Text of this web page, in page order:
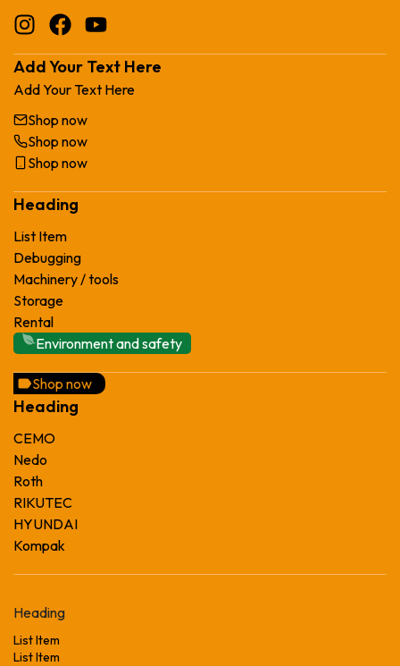
Add Your Text Here
Add Your Text Here
Shop now
Shop now
Shop now
Heading
List Item
Debugging
Machinery / tools
Storage
Rental
Environment and safety
Shop now
Heading
CEMO
Nedo
Roth
RIKUTEC
HYUNDAI
Kompak
Heading
List Item
List Item